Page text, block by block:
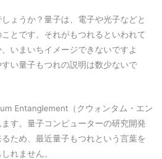
ょうか？量子は、電子や光子などと
とです。それがもつれるといわれて
いまいちイメージできないですよ
い量子もつれの説明は数少ないで
Entanglement（クウォンタム・エン
す。量子コンピューターの研究開発
ため、最近量子もつれという言葉を
れません。